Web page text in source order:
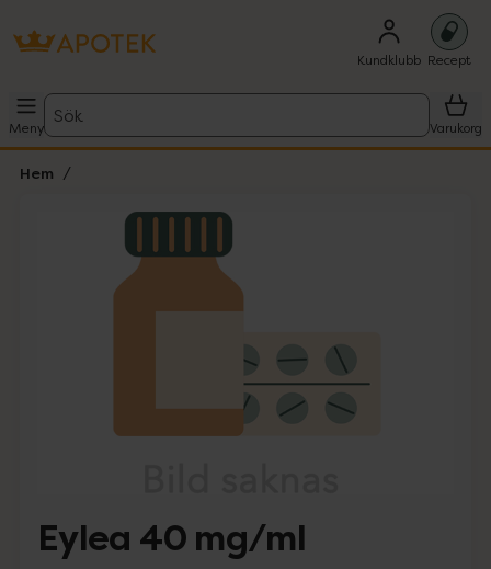
Kundklubb Recept
Meny
Sök
Varukorg
Hem
Lista: . Innehåller 1 objekt.
Eylea 40 mg/ml